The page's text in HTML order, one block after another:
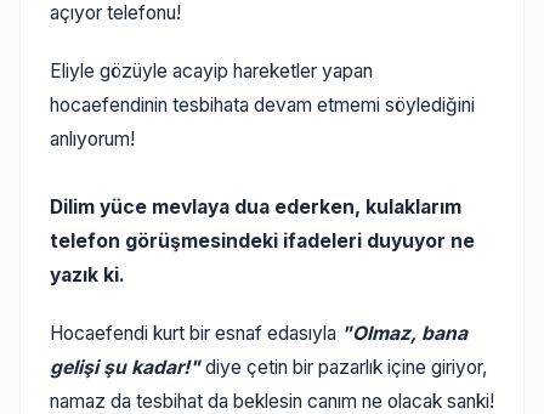
açıyor telefonu!
Eliyle gözüyle acayip hareketler yapan
hocaefendinin tesbihata devam etmemi söylediğini
anlıyorum!
Dilim yüce mevlaya dua ederken, kulaklarım
telefon görüşmesindeki ifadeleri duyuyor ne
yazık ki.
Hocaefendi kurt bir esnaf edasıyla "Olmaz, bana
gelişi şu kadar!"diye çetin bir pazarlık içine giriyor,
namaz da tesbihat da beklesin canım ne olacak sanki!